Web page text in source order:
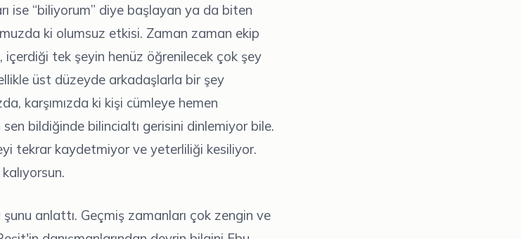
ise “biliyorum” diye başlayan ya da biten
ki olumsuz etkisi. Zaman zaman ekip
içerdiği tek şeyin henüz öğrenilecek çok şey
üst düzeyde arkadaşlarla bir şey
karşımızda ki kişi cümleye hemen
bildiğinde bilincialtı gerisini dinlemiyor bile.
tekrar kaydetmiyor ve yeterliliği kesiliyor.
anlattı. Geçmiş zamanları çok zengin ve